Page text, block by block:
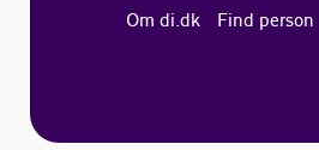
Om di.dk Find person